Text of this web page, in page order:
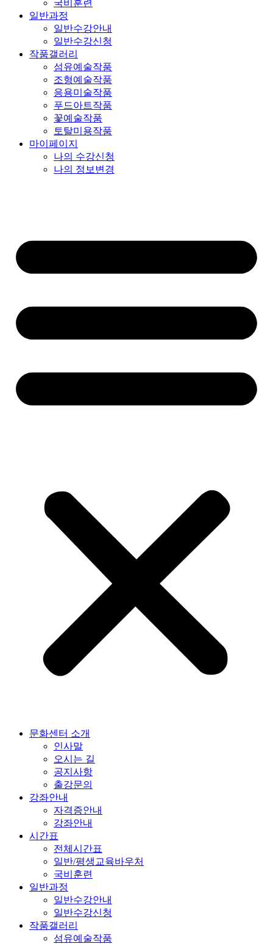
국비훈련
일반과정
일반수강안내
일반수강신청
작품갤러리
섬유예술작품
조형예술작품
응용미술작품
푸드아트작품
꽃예술작품
토탈미용작품
마이페이지
나의 수강신청
나의 정보변경
문화센터 소개
인사말
오시는 길
공지사항
출강문의
강좌안내
자격증안내
강좌안내
시간표
전체시간표
일반/평생교육바우처
국비훈련
일반과정
일반수강안내
일반수강신청
작품갤러리
섬유예술작품